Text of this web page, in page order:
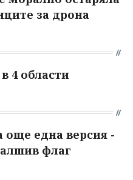
за дрона
4 области
още една версия -
флаг